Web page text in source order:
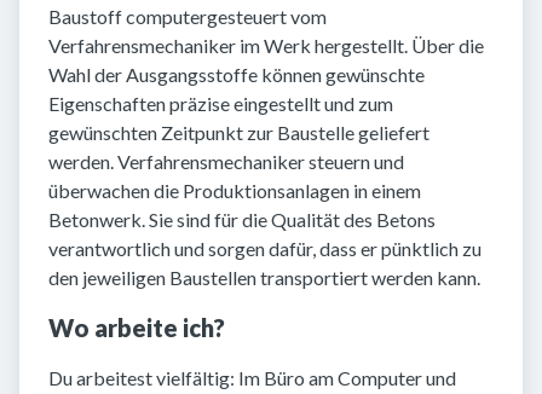
Baustoff computergesteuert vom
Verfahrensmechaniker im Werk hergestellt. Über die
Wahl der Ausgangsstoffe können gewünschte
Eigenschaften präzise eingestellt und zum
gewünschten Zeitpunkt zur Baustelle geliefert
werden. Verfahrensmechaniker steuern und
überwachen die Produktionsanlagen in einem
Betonwerk. Sie sind für die Qualität des Betons
verantwortlich und sorgen dafür, dass er pünktlich zu
den jeweiligen Baustellen transportiert werden kann.
Wo arbeite ich?
Du arbeitest vielfältig: Im Büro am Computer und